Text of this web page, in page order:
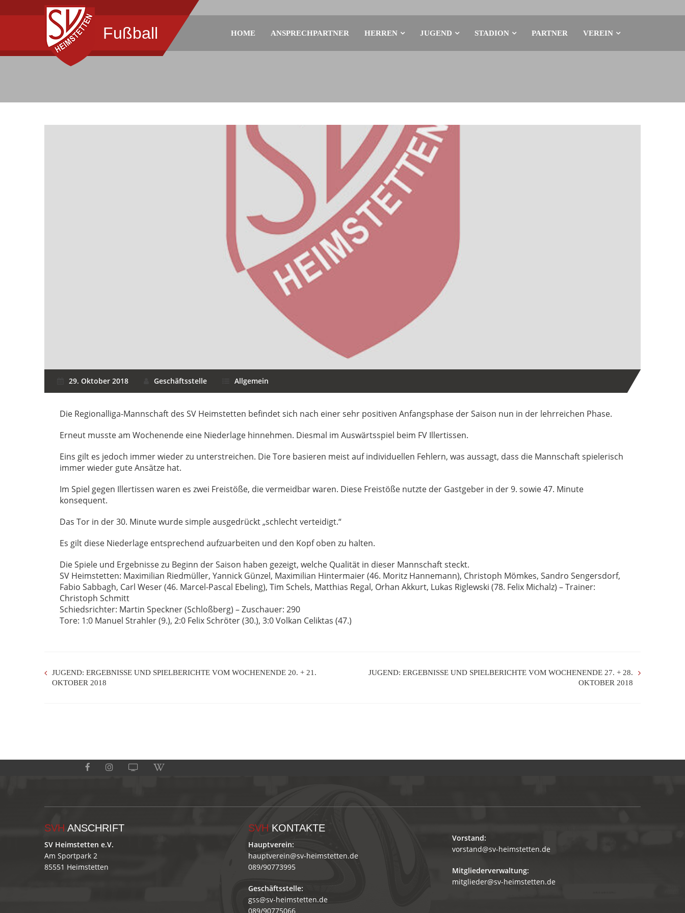
Fußball HOME ANSPRECHPARTNER HERREN JUGEND STADION PARTNER VEREIN
29. Oktober 2018 Geschäftsstelle Allgemein
Die Regionalliga-Mannschaft des SV Heimstetten befindet sich nach einer sehr positiven Anfangsphase der Saison nun in der lehrreichen Phase.
Erneut musste am Wochenende eine Niederlage hinnehmen. Diesmal im Auswärtsspiel beim FV Illertissen.
Eins gilt es jedoch immer wieder zu unterstreichen. Die Tore basieren meist auf individuellen Fehlern, was aussagt, dass die Mannschaft spielerisch
immer wieder gute Ansätze hat.
Im Spiel gegen Illertissen waren es zwei Freistöße, die vermeidbar waren. Diese Freistöße nutzte der Gastgeber in der 9. sowie 47. Minute
konsequent.
Das Tor in der 30. Minute wurde simple ausgedrückt „schlecht verteidigt.“
Es gilt diese Niederlage entsprechend aufzuarbeiten und den Kopf oben zu halten.
Die Spiele und Ergebnisse zu Beginn der Saison haben gezeigt, welche Qualität in dieser Mannschaft steckt.
SV Heimstetten: Maximilian Riedmüller, Yannick Günzel, Maximilian Hintermaier (46. Moritz Hannemann), Christoph Mömkes, Sandro Sengersdorf,
Fabio Sabbagh, Carl Weser (46. Marcel-Pascal Ebeling), Tim Schels, Matthias Regal, Orhan Akkurt, Lukas Riglewski (78. Felix Michalz) – Trainer:
Christoph Schmitt
Schiedsrichter: Martin Speckner (Schloßberg) – Zuschauer: 290
Tore: 1:0 Manuel Strahler (9.), 2:0 Felix Schröter (30.), 3:0 Volkan Celiktas (47.)
JUGEND: ERGEBNISSE UND SPIELBERICHTE VOM WOCHENENDE 20. + 21.
OKTOBER 2018
JUGEND: ERGEBNISSE UND SPIELBERICHTE VOM WOCHENENDE 27. + 28.
OKTOBER 2018
SVH ANSCHRIFT
SV Heimstetten e.V.
Am Sportpark 2
85551 Heimstetten
SVH KONTAKTE
Hauptverein:
hauptverein@sv-heimstetten.de
089/90773995
Geschäftsstelle:
gss@sv-heimstetten.de
089/90775066
Vorstand:
vorstand@sv-heimstetten.de
Mitgliederverwaltung:
mitglieder@sv-heimstetten.de